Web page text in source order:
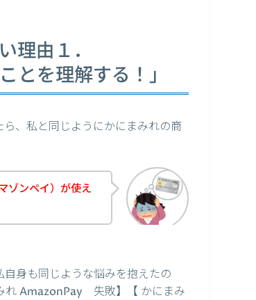
理由１．
とを理解する！」
、私と同じようにかにまみれの商
ゾンペイ）が使え
身も同じような悩みを抱えたの
れ AmazonPay 失敗】【 かにまみ